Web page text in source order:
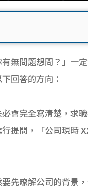
無問題想問？」一
回答的方向：
會完全寫清楚，求
提問，「公司現時
先暸解公司的背景